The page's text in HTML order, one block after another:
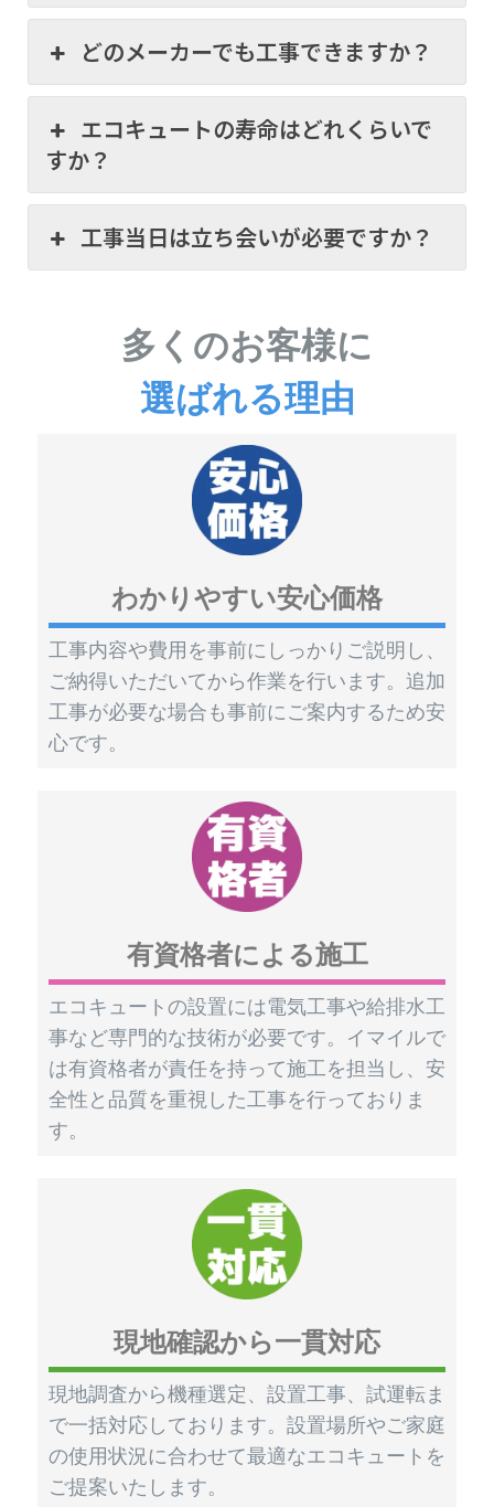
どのメーカーでも工事できますか？
エコキュートの寿命はどれくらいで
すか？
工事当日は立ち会いが必要ですか？
多くのお客様に
選ばれる理由
わかりやすい安心価格
工事内容や費用を事前にしっかりご説明し、
ご納得いただいてから作業を行います。追加
工事が必要な場合も事前にご案内するため安
心です。
有資格者による施工
エコキュートの設置には電気工事や給排水工
事など専門的な技術が必要です。イマイルで
は有資格者が責任を持って施工を担当し、安
全性と品質を重視した工事を行っておりま
す。
現地確認から一貫対応
現地調査から機種選定、設置工事、試運転ま
で一括対応しております。設置場所やご家庭
の使用状況に合わせて最適なエコキュートを
ご提案いたします。